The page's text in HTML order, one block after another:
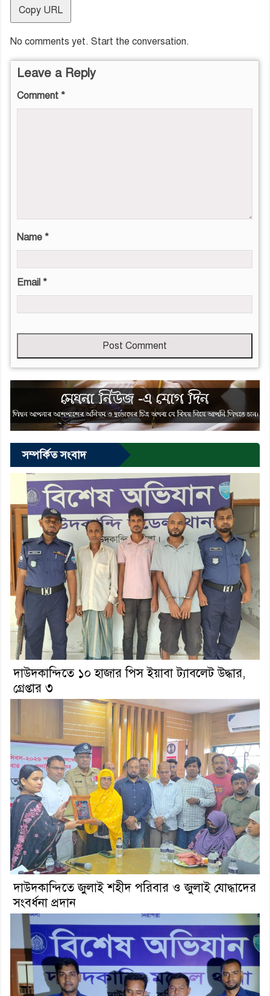
Copy URL
No comments yet. Start the conversation.
Leave a Reply
Comment *
Name *
Email *
field
empty
সম্পর্কিত সংবাদ
দাউদকান্দিতে ১০ হাজার পিস ইয়াবা ট্যাবলেট উদ্ধার,
গ্রেপ্তার ৩
দাউদকান্দিতে জুলাই শহীদ পরিবার ও জুলাই যোদ্ধাদের
সংবর্ধনা প্রদান